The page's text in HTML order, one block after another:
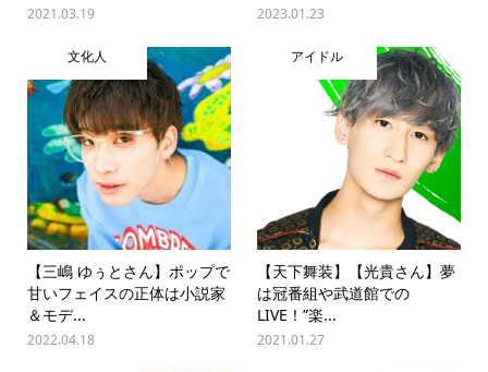
2021.03.19 2023.01.23
文化人
【三嶋 ゆぅとさん】ポップで
甘いフェイスの正体は小説家
＆モデ...
2022.04.18
アイドル
【天下舞装】【光貴さん】夢
は冠番組や武道館での
LIVE！”楽...
2021.01.27